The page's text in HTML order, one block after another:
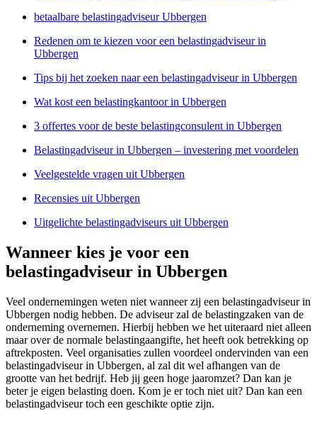
betaalbare belastingadviseur Ubbergen
Redenen om te kiezen voor een belastingadviseur in
Ubbergen
Tips bij het zoeken naar een belastingadviseur in Ubbergen
Wat kost een belastingkantoor in Ubbergen
3 offertes voor de beste belastingconsulent in Ubbergen
Belastingadviseur in Ubbergen – investering met voordelen
Veelgestelde vragen uit Ubbergen
Recensies uit Ubbergen
Uitgelichte belastingadviseurs uit Ubbergen
Wanneer kies je voor een
belastingadviseur in Ubbergen
Veel ondernemingen weten niet wanneer zij een belastingadviseur in
Ubbergen nodig hebben. De adviseur zal de belastingzaken van de
onderneming overnemen. Hierbij hebben we het uiteraard niet alleen
maar over de normale belastingaangifte, het heeft ook betrekking op
aftrekposten. Veel organisaties zullen voordeel ondervinden van een
belastingadviseur in Ubbergen, al zal dit wel afhangen van de
grootte van het bedrijf. Heb jij geen hoge jaaromzet? Dan kan je
beter je eigen belasting doen. Kom je er toch niet uit? Dan kan een
belastingadviseur toch een geschikte optie zijn.